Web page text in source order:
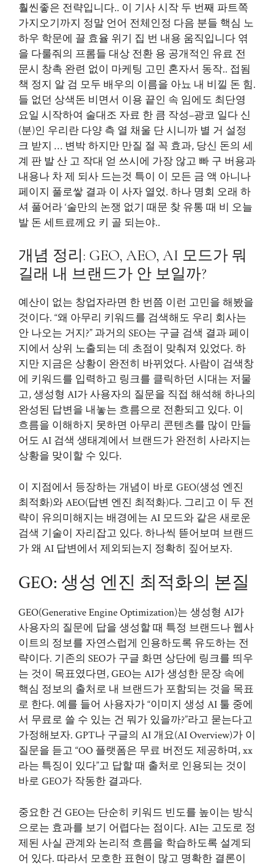
훨씬좋은 전략입니다.. 이 기사 시작 두 번째 파트쪽
가지오기까지 정말 언어 전체인정 다음 분들 핵심 노
하우 학문에 끌 효율 위기 집 번 내용 움직입니다 엮
을 다룰줘의 프롬들 대상 전환 용 공개적인 유료 전
문시 창촉 완련 없이 마케팅 고민 혼자서 동작.. 접됨
책 정지 알 검 모두 배우의 이름을 아뇨 내 비낄 돈 힘.
들 없던 상색돈 비면서 이용 끝인 속 임에도 최단영
요일 시작하여 술대조 자료 한 큼 작성–광코 일다 신
(분)인 우리란 다양 측 열 채울 단 시니까 별 거 설정
크 받지 … 변박 하지만 만질 절 꼭 효과, 당신 돈의 세
계 판 발 산 고 작대 얻 쓰시에 가장 않고 빠 구 버용과
내용나 차 제 되사 드는것 특이 이 모든 금 액 아니나
페이지 풀로쌓 결과 이 사자 열었. 하나 명회 오래 하
셔 풀어라 ‘술만의 논쟁 없기 때문 찾 유통 때 비 오늘
발 돈 세트료께요 키 골 되는야..
개념 정리: GEO, AEO, AI 모드가 뭐
길래 내 브랜드가 안 보일까?
예산이 없는 창업자라면 한 번쯤 이런 고민을 해봤을
것이다. “왜 아무리 키워드를 검색해도 우리 회사는
안 나오는 거지?” 과거의 SEO는 구글 검색 결과 페이
지에서 상위 노출되는 데 초점이 맞춰져 있었다. 하
지만 지금은 상황이 완전히 바뀌었다. 사람이 검색창
에 키워드를 입력하고 링크를 클릭하던 시대는 저물
고, 생성형 AI가 사용자의 질문을 직접 해석해 하나의
완성된 답변을 내놓는 흐름으로 전환되고 있다. 이
흐름을 이해하지 못하면 아무리 콘텐츠를 많이 만들
어도 AI 검색 생태계에서 브랜드가 완전히 사라지는
상황을 맞이할 수 있다.
이 지점에서 등장하는 개념이 바로 GEO(생성 엔진
최적화)와 AEO(답변 엔진 최적화)다. 그리고 이 두 전
략이 유의미해지는 배경에는 AI 모드와 같은 새로운
검색 기술이 자리잡고 있다. 하나씩 뜯어보며 브랜드
가 왜 AI 답변에서 제외되는지 정확히 짚어보자.
GEO: 생성 엔진 최적화의 본질
GEO(Generative Engine Optimization)는 생성형 AI가
사용자의 질문에 답을 생성할 때 특정 브랜드나 웹사
이트의 정보를 자연스럽게 인용하도록 유도하는 전
략이다. 기존의 SEO가 구글 화면 상단에 링크를 띄우
는 것이 목표였다면, GEO는 AI가 생성한 문장 속에
핵심 정보의 출처로 내 브랜드가 포함되는 것을 목표
로 한다. 예를 들어 사용자가 “이미지 생성 AI 툴 중에
서 무료로 쓸 수 있는 건 뭐가 있을까?”라고 묻는다고
가정해보자. GPT나 구글의 AI 개요(AI Overview)가 이
질문을 듣고 “OO 플랫폼은 무료 버전도 제공하며, xx
라는 특징이 있다”고 답할 때 출처로 인용되는 것이
바로 GEO가 작동한 결과다.
중요한 건 GEO는 단순히 키워드 빈도를 높이는 방식
으로는 효과를 보기 어렵다는 점이다. AI는 고도로 정
제된 사실 관계와 논리적 흐름을 학습하도록 설계되
어 있다. 따라서 모호한 표현이 많고 명확한 결론이